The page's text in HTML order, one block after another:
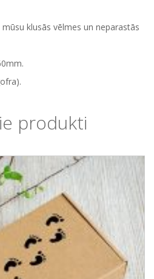
klusās vēlmes un neparastās
produkti